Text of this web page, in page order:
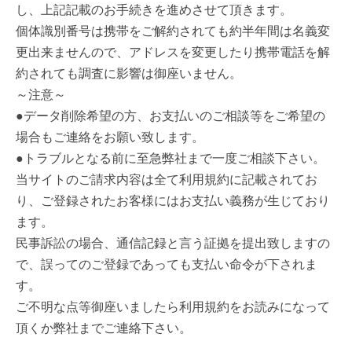
し、上記記載のお手続きを進めさせて頂きます。
個体識別番号は携帯をご解約されても約半年間は名義変
更出来ませんので、アドレスを変更したり携帯電話を解
約されても調査に影響は御座いません。
～注意～
●データ削除希望の方、お支払いのご相談等をご希望の
場合もご連絡をお願い致します。
●トラブルとなる前に至急弊社まで一度ご相談下さい。
当サイトのご請求内容は全て利用規約に記載されてお
り、ご登録されたお客様にはお支払い義務が生じており
ます。
民事訴訟の場合、通信記録と言う証拠を提出致しますの
で、誤ってのご登録であっても支払い命令が下されま
す。
ご不明な点等御座いましたら利用規約をお読みになって
頂くか弊社までご連絡下さい。